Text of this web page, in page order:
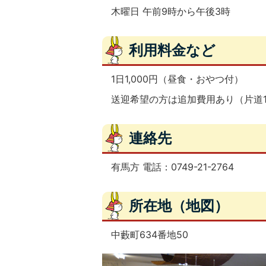
木曜日 午前9時から午後3時
利用料金など
1日1,000円（昼食・おやつ付）
送迎希望の方は追加費用あり（片道
連絡先
有馬方 電話：0749-21-2764
所在地（地図）
中藪町634番地50